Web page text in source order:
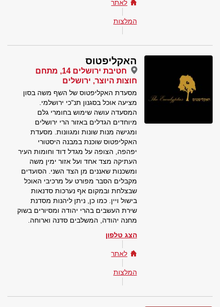
לאתר
המלצות
האקליפטוס
חטיבת ירושלים 14, מתחם
חוצות היוצר, ירושלים
מסעדת האקליפטוס של השף משה בסון
מציעה אוכל בסגנון תנ"כי ירושלמי.
המסעדה עושה שימוש בחומרי גלם
מיוחדים הגדלים באזור הרי ירושלים
ומגישה מנות שונות ומגוונות. מסעדת
האקליפטוס שוכנת במבנה היסטורי
יפהפה, הצופה על מגדל דוד וחומות העיר
העתיקה מצד אחד ועל אזור ימין משה
ומשכנות שאננים מן הצד השני. הסועדים
מקבלים הסבר מפורט על מרכיבי האוכל
שבצלחת ובמקום אף נערכות סדנאות
בישול ויין. כמו כן, ניתן ליהנות מסדנת
שירת העשבים בהרי יהודה ומסיורים בשוק
מחנה יהודה, המשלבים סדנה וארוחה.
הצג טלפון
לאתר
המלצות